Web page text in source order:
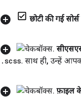
छोटी की गई
.scss. साथ ही, उन्हें
फ़ाइल